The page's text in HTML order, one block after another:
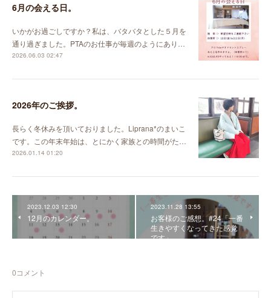
6月の会える日。
いかがお過ごしですか？私は、バタバタとした５月を
通り過ぎました。PTAのお仕事が毎週のようにあり…
2026.06.03 02:47
2026年のご挨拶。
長らく冬休みを頂いておりました。Liprana*のまいこ
です。この年末年始は、とにかく家族との時間がた…
2026.01.14 01:20
2023.12.03 12:30
12月のカレンダー。
2023.11.28 13:55
お客様のご感想。#24「一番
生きやすくなってきた感覚
です」
0コメント